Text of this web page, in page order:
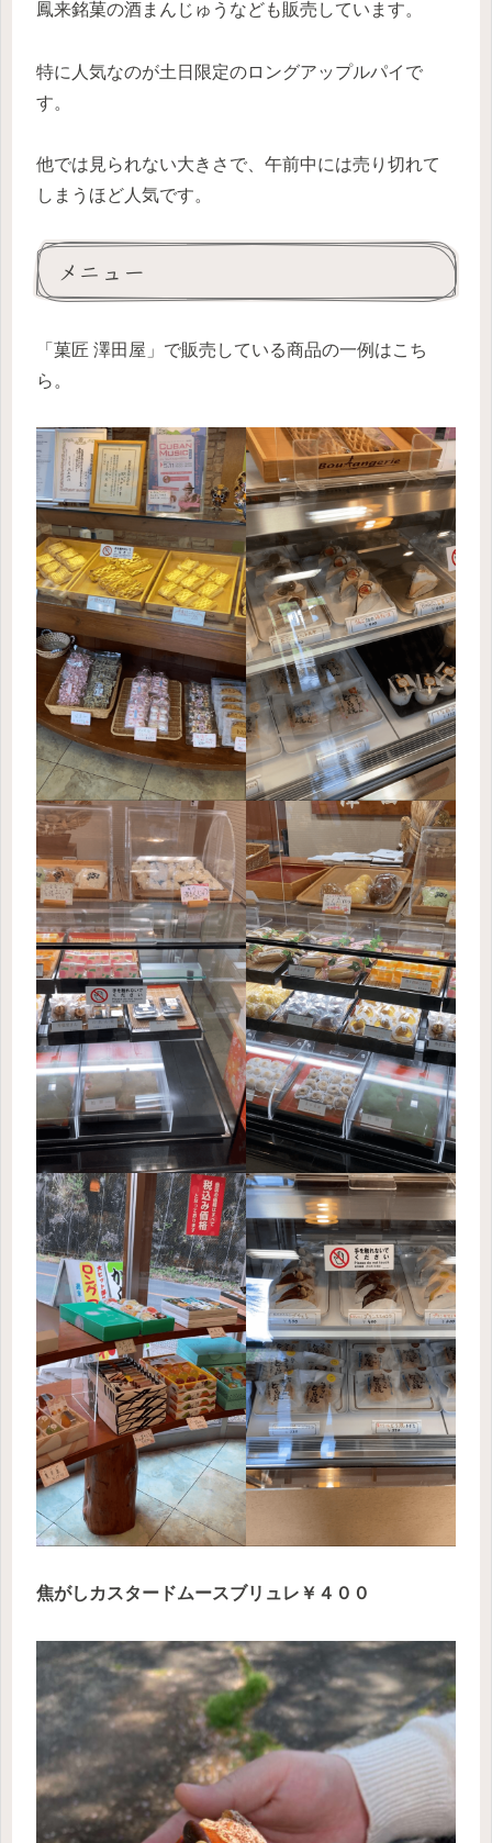
鳳来銘菓の酒まんじゅうなども販売しています。
特に人気なのが土日限定のロングアップルパイで
す。
他では見られない大きさで、午前中には売り切れて
しまうほど人気です。
メニュー
「菓匠 澤田屋」で販売している商品の一例はこち
ら。
焦がしカスタードムースブリュレ￥４００